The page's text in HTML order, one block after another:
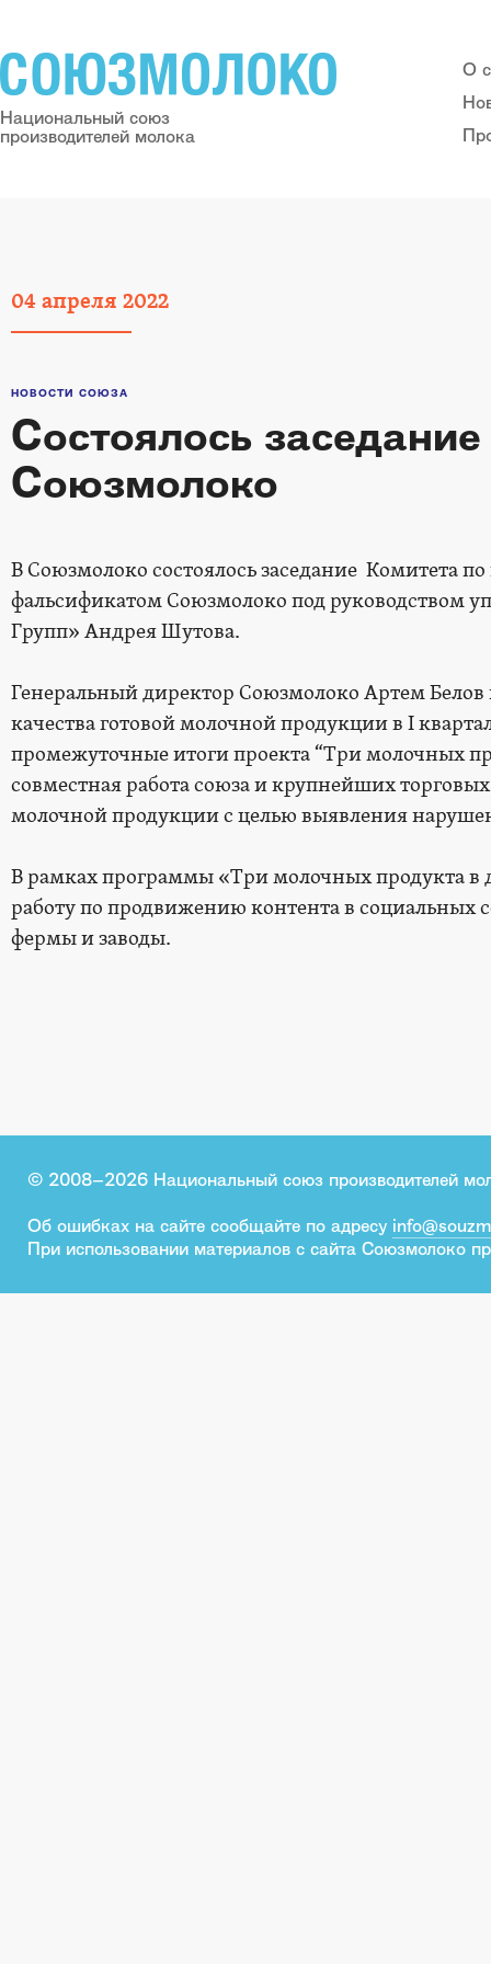
Национальный союз
производителей молока
О
04 апреля 2022
НОВОСТИ СОЮЗА
Состоялось
Союзмолоко
В Союзмолоко состоялось заседание Комитета
фальсификатом Союзмолоко под руководством
Групп» Андрея Шутова.
Генеральный директор Союзмолоко Артем
качества готовой молочной продукции в I
промежуточные итоги проекта “Три молочных
совместная работа союза и крупнейших
молочной продукции с целью выявления
В рамках программы «Три молочных продукта в
работу по продвижению контента в социальных
фермы и заводы.
© 2008–2026 Национальный союз производителей
Об ошибках на сайте сообщайте по адресу
При использовании материалов с сайта Союзмолоко